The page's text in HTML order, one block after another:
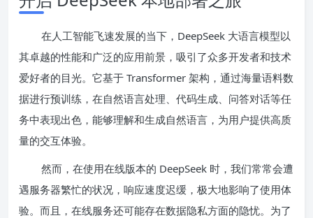
在人工智能飞速发展的当下，DeepSeek 大语言模型以
其卓越的性能和广泛的应用前景，吸引了众多开发者和技术
爱好者的目光。它基于 Transformer 架构，通过海量语料数
据进行预训练，在自然语言处理、代码生成、问答对话等任
务中表现出色，能够理解和生成自然语言，为用户提供高质
量的交互体验。
然而，在使用在线版本的 DeepSeek 时，我们常常会遭
遇服务器繁忙的状况，响应速度迟缓，极大地影响了使用体
验。而且，在线服务还可能存在数据隐私方面的隐忧。为了